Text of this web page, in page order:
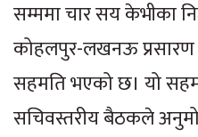
सम्ममा चार सय केभीका
कोहलपुर-लखनऊ प्रसारण
सहमति भएको छ। यो
सचिवस्तरीय बैठकले